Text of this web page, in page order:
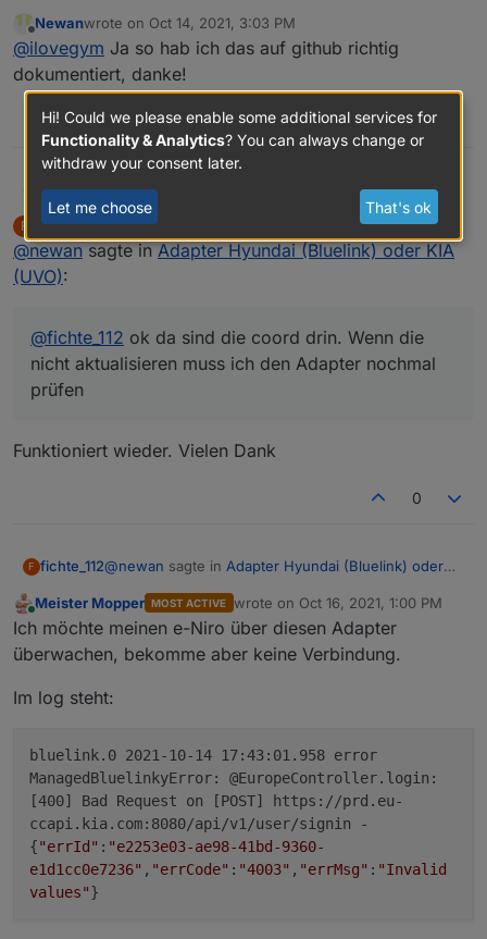
Vielen Dank! Super!
Offline
Newanwrote on Oct 14, 2021, 3:03 PM
last edited by
@ilovegym Ja so hab ich das auf github richtig
dokumentiert, danke!
0
Newan@fichte_112
ok da sind die coord drin. Wenn die nicht
aktualisieren muss ich den Adapter nochmal prüfen
F
Offline
fichte_112wrote on
last edited by
@newansagte inAdapter Hyundai (Bluelink) oder KIA
(UVO):
@fichte_112 ok da sind die coord drin. Wenn die
nicht aktualisieren muss ich den Adapter nochmal
prüfen
Funktioniert wieder. Vielen Dank
0
F fichte_112@newan sagte in Adapter Hyundai (Bluelink) oder
@fichte_112ok da sind die coord drin. Wenn die
nicht aktualisieren muss ich den Adapter
Funktioniert wieder. Vielen Dank
Online
Meister Mopper MOST ACTIVE wrote on Oct 16, 2021, 1:00 PM
last edited by
Ich möchte meinen e-Niro über diesen Adapter
überwachen, bekomme aber keine Verbindung.
Im log steht:
bluelink.0 2021-10-14 17:43:01.958 error
ManagedBluelinkyError: @EuropeController.login:
[400] Bad Request on [POST] https://prd.eu-
ccapi.kia.com:8080/api/v1/user/signin -
{"errId" : "e2253e03-ae98-41bd-9360-
e1d1cc0e7236" , "errCode" : "4003" , "errMsg" : "Invalid
values"}
Hi! Could we please enable some additional services for
Functionality & Analytics? You can always change or
withdraw your consent later.
Let me choose That's ok